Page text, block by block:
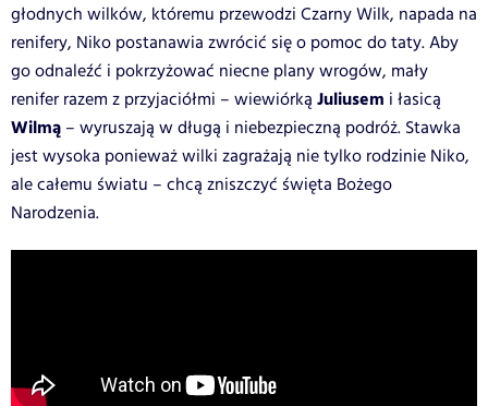
głodnych wilków, któremu przewodzi Czarny Wilk, napada na
renifery, Niko postanawia zwrócić się o pomoc do taty. Aby
go odnaleźć i pokrzyżować niecne plany wrogów, mały
renifer razem z przyjaciółmi – wiewiórką Juliusem i łasicą
Wilmą – wyruszają w długą i niebezpieczną podróż. Stawka
jest wy­soka ponieważ wilki zagrażają nie tylko rodzinie Niko,
ale całemu światu – chcą zniszczyć święta Bożego
Narodzenia.